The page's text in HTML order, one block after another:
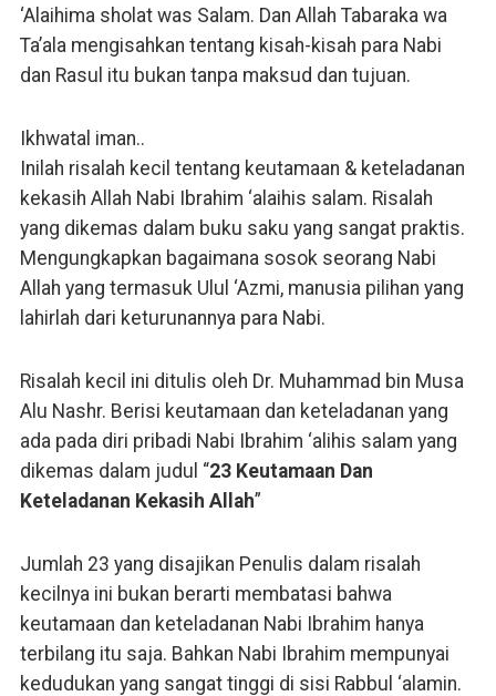
‘Alaihima sholat was Salam. Dan Allah Tabaraka wa
Ta’ala mengisahkan tentang kisah-kisah para Nabi
dan Rasul itu bukan tanpa maksud dan tujuan.
Ikhwatal iman..
Inilah risalah kecil tentang keutamaan & keteladanan
kekasih Allah Nabi Ibrahim ‘alaihis salam. Risalah
yang dikemas dalam buku saku yang sangat praktis.
Mengungkapkan bagaimana sosok seorang Nabi
Allah yang termasuk Ulul ‘Azmi, manusia pilihan yang
lahirlah dari keturunannya para Nabi.
Risalah kecil ini ditulis oleh Dr. Muhammad bin Musa
Alu Nashr. Berisi keutamaan dan keteladanan yang
ada pada diri pribadi Nabi Ibrahim ‘alihis salam yang
dikemas dalam judul “23 Keutamaan Dan
Keteladanan Kekasih Allah”
Jumlah 23 yang disajikan Penulis dalam risalah
kecilnya ini bukan berarti membatasi bahwa
keutamaan dan keteladanan Nabi Ibrahim hanya
terbilang itu saja. Bahkan Nabi Ibrahim mempunyai
kedudukan yang sangat tinggi di sisi Rabbul ‘alamin.